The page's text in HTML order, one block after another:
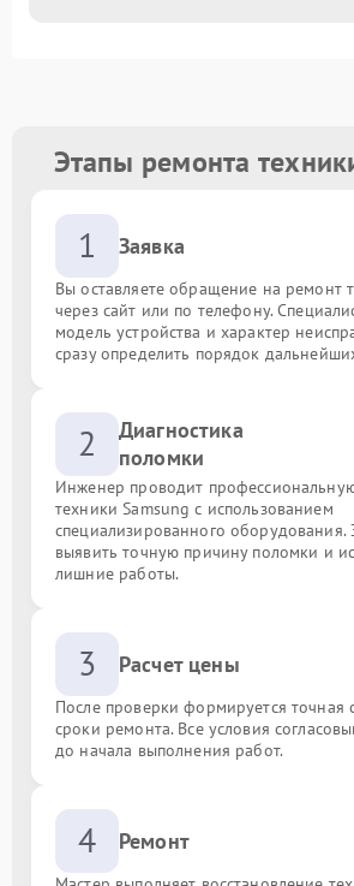
Этапы ремонта
1 Заявка
Вы оставляете обращение на ремонт
через сайт или по телефону.
модель устройства и характер
сразу определить порядок
2
Диагностика
поломки
Инженер проводит
техники Samsung с использованием
специализированного оборудования.
выявить точную причину поломки и
лишние работы.
3 Расчет цены
После проверки формируется точная
сроки ремонта. Все условия
до начала выполнения работ.
4 Ремонт